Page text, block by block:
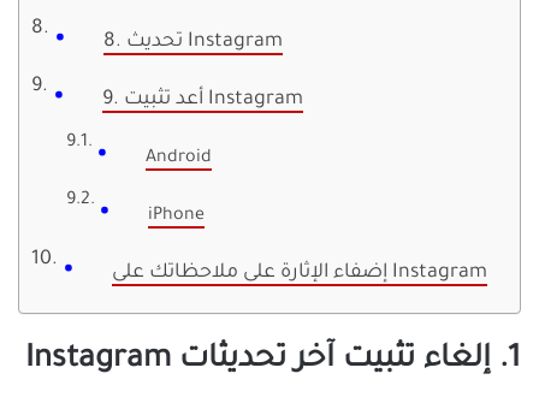
8. تحديث Instagram
9. أعد تثبيت Instagram
Android
iPhone
إضفاء الإثارة على ملاحظاتك على Instagram
1. إلغاء تثبيت آخر تحديثات Instagram